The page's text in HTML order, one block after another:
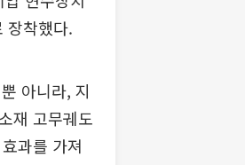
장착했다.
아니라, 지
재 고무궤도
과를 가져